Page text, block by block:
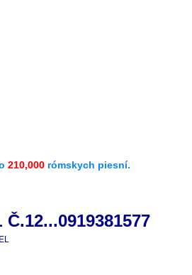
210,000 rómskych piesní.